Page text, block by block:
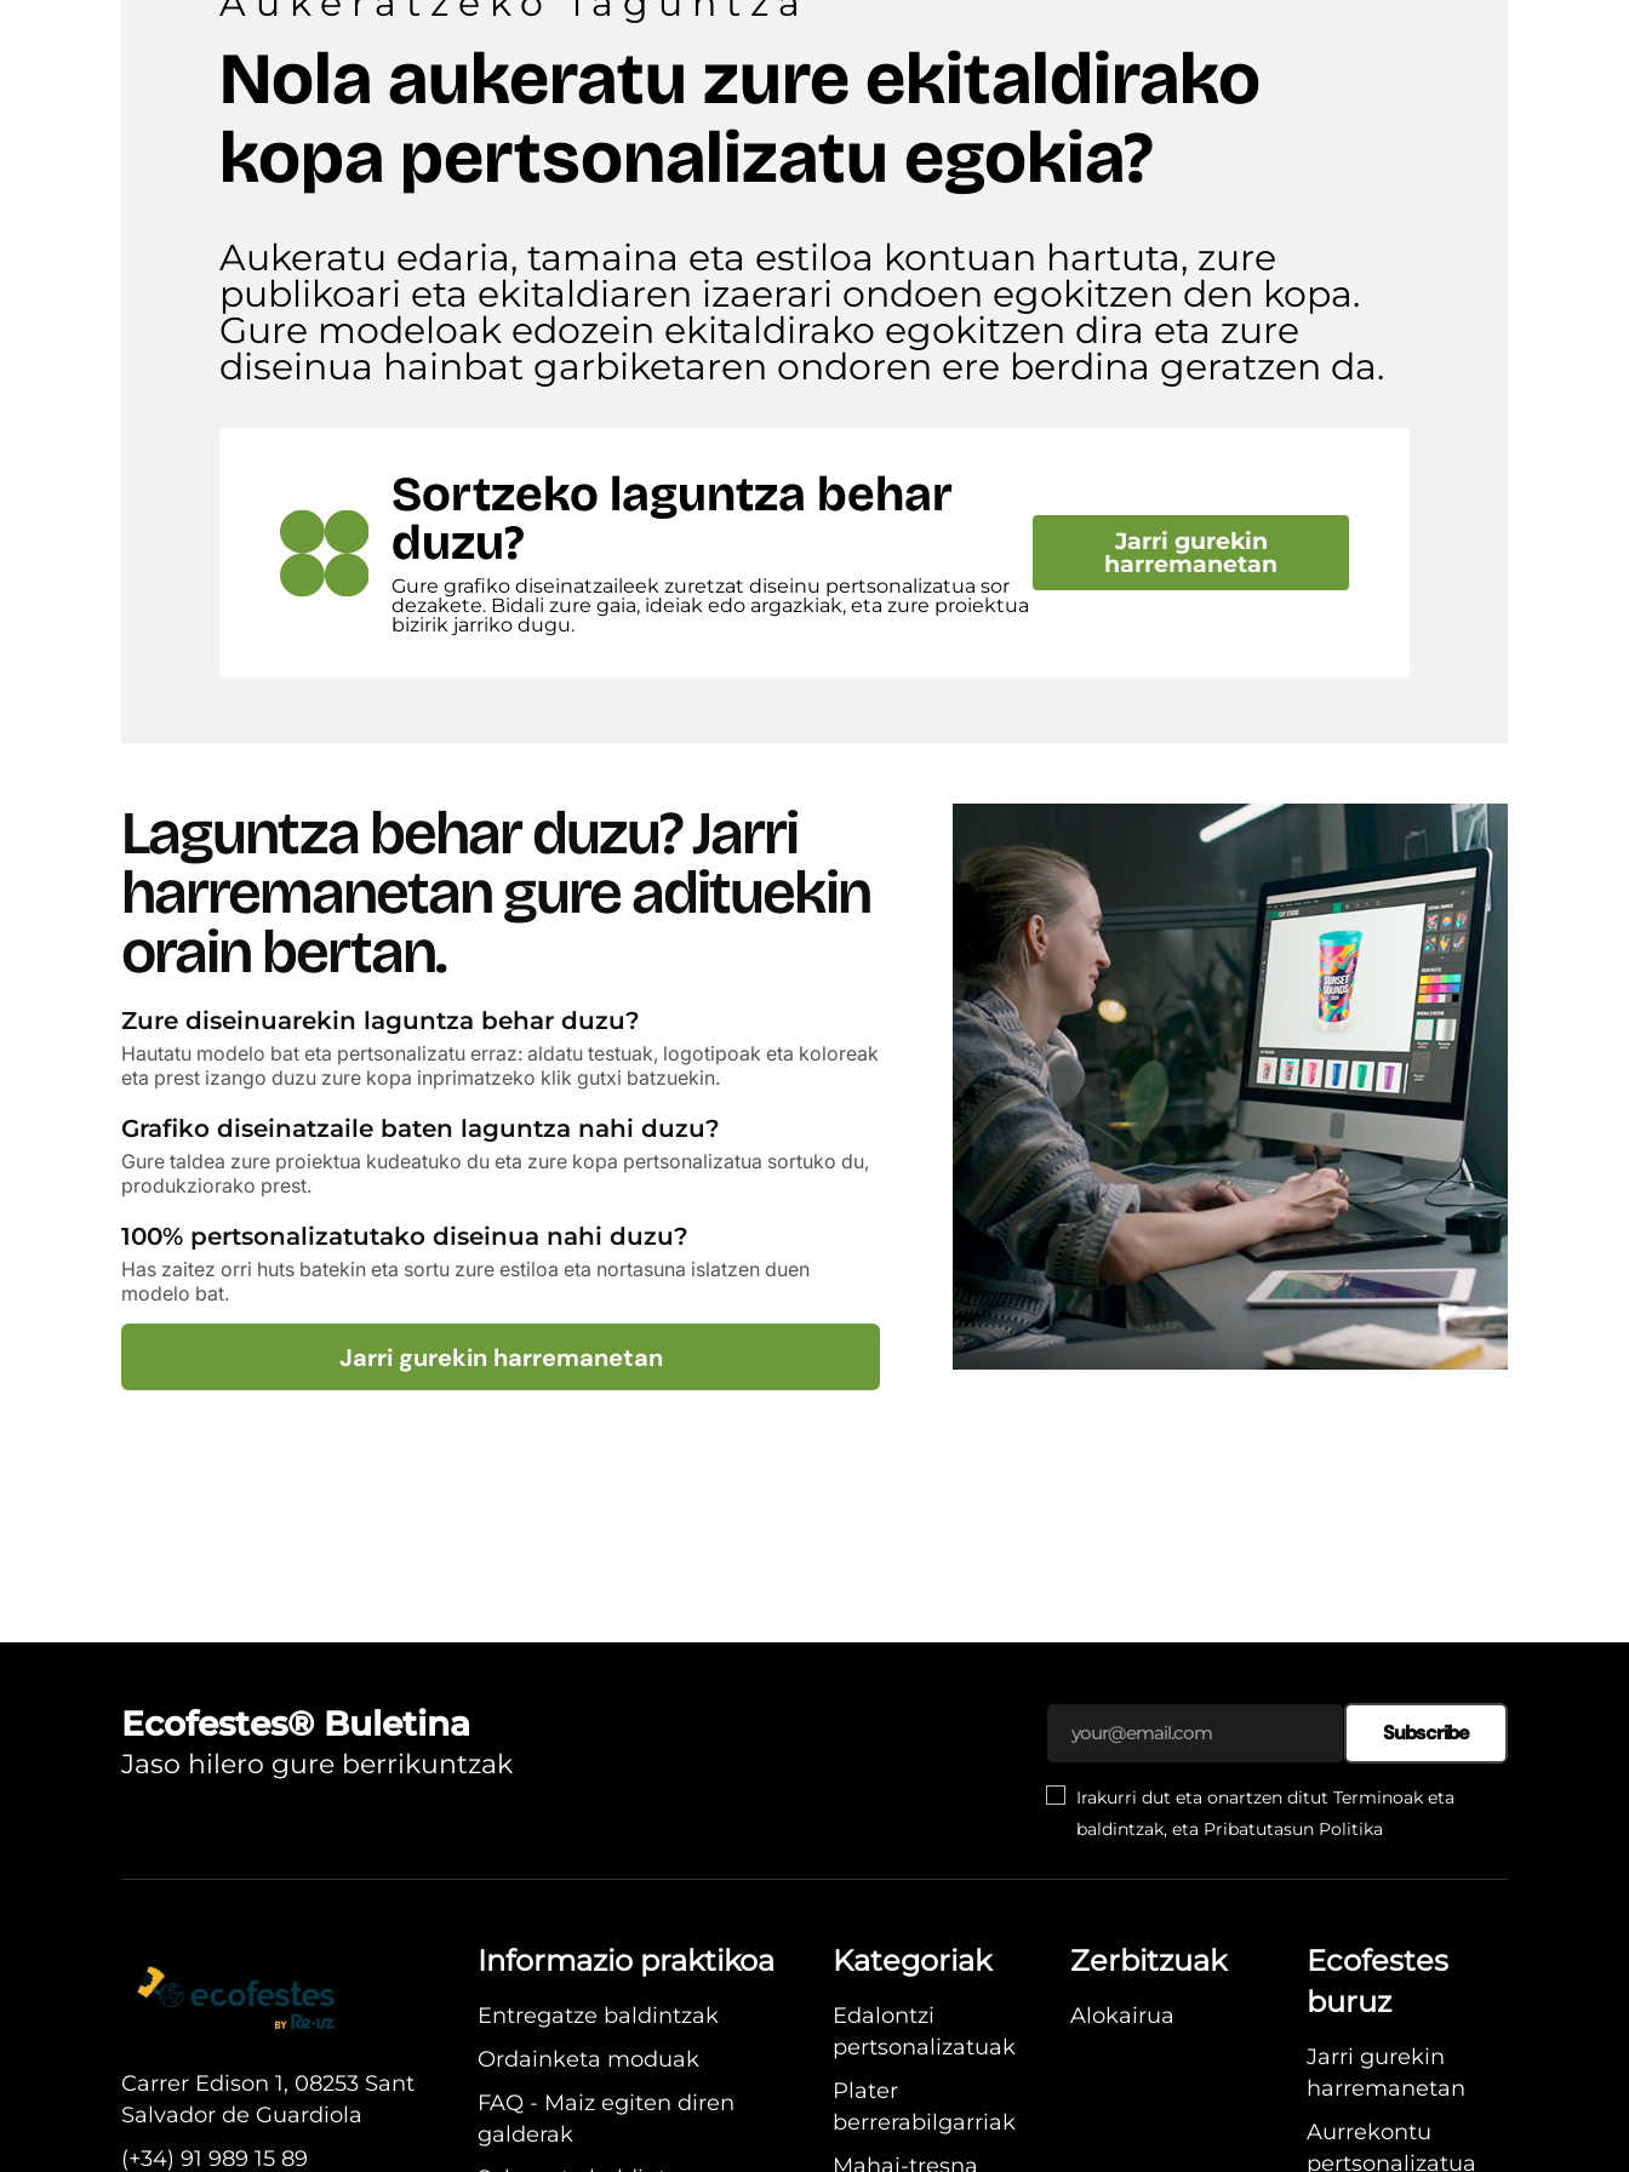
Nola aukeratu zure ekitaldirako
kopa pertsonalizatu egokia?
Aukeratu edaria, tamaina eta estiloa kontuan hartuta, zure
publikoari eta ekitaldiaren izaerari ondoen egokitzen den kopa.
Gure modeloak edozein ekitaldirako egokitzen dira eta zure
diseinua hainbat garbiketaren ondoren ere berdina geratzen da.
Sortzeko laguntza behar
duzu?
Gure grafiko diseinatzaileek zuretzat diseinu pertsonalizatua sor
dezakete. Bidali zure gaia, ideiak edo argazkiak, eta zure proiektua
bizirik jarriko dugu.
Jarri gurekin
harremanetan
Laguntza behar duzu?Jarri
harremanetan gure adituekin
orain bertan.
Zure diseinuarekin laguntza behar duzu?
Hautatu modelo bat eta pertsonalizatu erraz: aldatu testuak, logotipoak eta koloreak
eta prest izango duzu zure kopa inprimatzeko klik gutxi batzuekin.
Grafiko diseinatzaile baten laguntza nahi duzu?
Gure taldea zure proiektua kudeatuko du eta zure kopa pertsonalizatua sortuko du,
produkziorako prest.
100% pertsonalizatutako diseinua nahi duzu?
Has zaitez orri huts batekin eta sortu zure estiloa eta nortasuna islatzen duen
modelo bat.
Jarri gurekin harremanetan
Ecofestes® Buletina
Jaso hilero gure berrikuntzak
Subscribe
Irakurri dut eta onartzen ditut Terminoak eta
baldintzak, eta Pribatutasun Politika
Carrer Edison 1, 08253 Sant
Salvador de Guardiola
(+34) 91 989 15 89
Informazio praktikoa
Entregatze baldintzak
Ordainketa moduak
FAQ - Maiz egiten diren
galderak
Kategoriak
Edalontzi
pertsonalizatuak
Plater
berrerabilgarriak
Mahai-tresna
Zerbitzuak
Alokairua
Ecofestes
buruz
Jarri gurekin
harremanetan
Aurrekontu
pertsonalizatua